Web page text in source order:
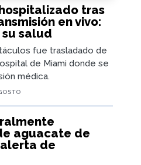
tras
en vivo:
su salud
fue trasladado de
de Miami donde se
médica.
aguacate de
de